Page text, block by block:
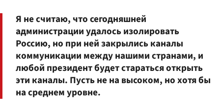
Я не считаю, что сегодняшней
администрации удалось изолировать
Россию, но при ней закрылись каналы
коммуникации между нашими странами, и
любой президент будет стараться открыть
эти каналы. Пусть не на высоком, но хотя бы
на среднем уровне.